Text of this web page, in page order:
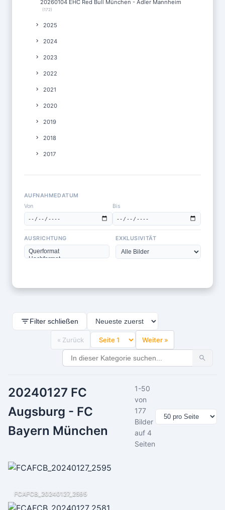
20260104 EHC Red Bull München - Adler Mannheim
(172)
2025
2024
2023
2022
2021
2020
2019
2018
2017
AUFNAHMEDATUM
Von
Bis
AUSRICHTUNG EXKLUSIVITÄT
Filter schließen
« Zurück Weiter »
20240127 FC
Augsburg - FC
Bayern München
1-50
von
177
Bilder
auf 4
Seiten
FCAFCB_20240127_2595